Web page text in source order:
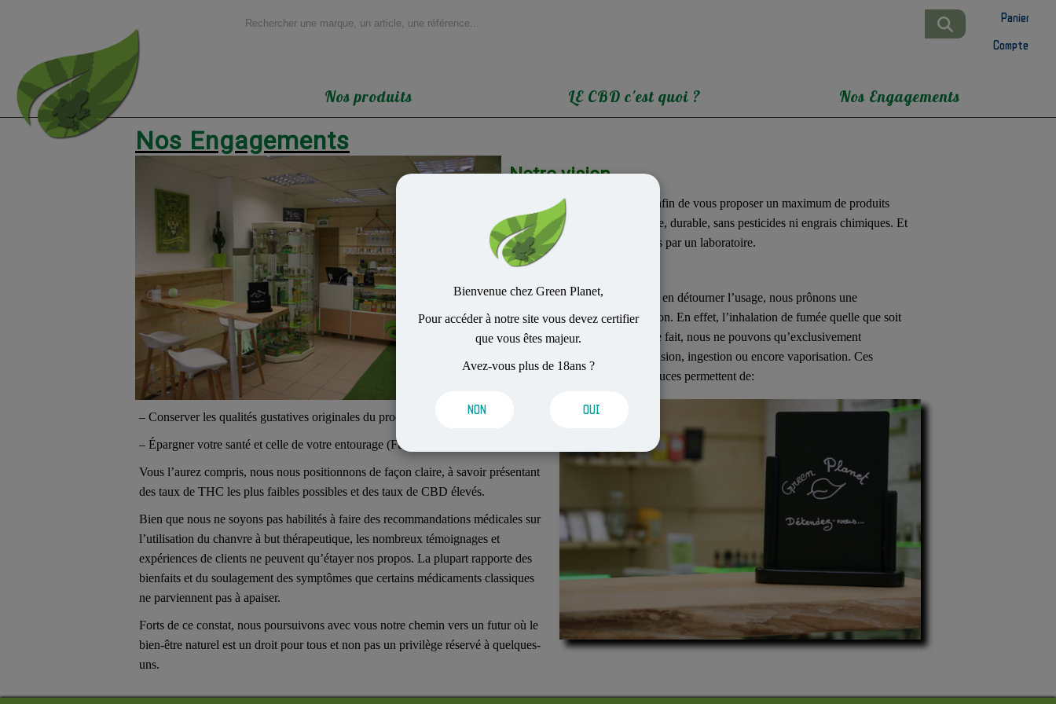
Bienvenue chez Green Planet,
Pour accéder à notre site vous devez certifier
que vous êtes majeur.
Avez-vous plus de 18ans ?
NON OUI
Panier
Compte
Nos produits LE CBD c'est quoi ? Nos Engagements
Nos Engagements
Notre vision
Nous mettons tout en œuvre afin de vous proposer un maximum de produits
cultivés de manière biologique, durable, sans pesticides ni engrais chimiques. Et
tous nos produits sont certifiés par un laboratoire.
Afin de ne pas le dénaturer ni en détourner l’usage, nous prônons une
consommation sans combustion. En effet, l’inhalation de fumée quelle que soit
son origine est nocive et de ce fait, nous ne pouvons qu’exclusivement
recommander l’usage par infusion, ingestion ou encore vaporisation. Ces
méthodes d’administration douces permettent de:
– Conserver les qualités gustatives originales du produit
– Épargner votre santé et celle de votre entourage (Fumée passive)
Vous l’aurez compris, nous nous positionnons de façon claire, à savoir présentant
des taux de THC les plus faibles possibles et des taux de CBD élevés.
Bien que nous ne soyons pas habilités à faire des recommandations médicales sur
l’utilisation du chanvre à but thérapeutique, les nombreux témoignages et
expériences de clients ne peuvent qu’étayer nos propos. La plupart rapporte des
bienfaits et du soulagement des symptômes que certains médicaments classiques
ne parviennent pas à apaiser.
Forts de ce constat, nous poursuivons avec vous notre chemin vers un futur où le
bien-être naturel est un droit pour tous et non pas un privilège réservé à quelques-
uns.